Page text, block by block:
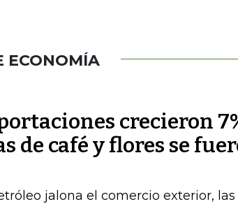
ECONOMÍA
crecieron
de café y flores se
jalona el comercio exterior, las